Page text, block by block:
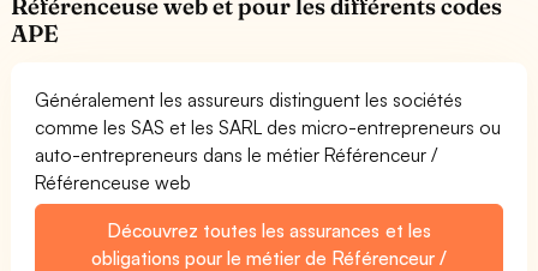
Référenceuse web et pour les différents codes
APE
Généralement les assureurs distinguent les sociétés
comme les SAS et les SARL des micro-entrepreneurs ou
auto-entrepreneurs dans le métier Référenceur /
Référenceuse web
Découvrez toutes les assurances et les
obligations pour le métier de Référenceur /